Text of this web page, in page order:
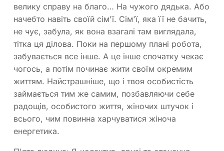
велику справу на благо… На чужого дядька. Або
начебто навіть своїй сім'ї. Сім'ї, яка її не бачить,
не чує, забула, як вона взагалі там виглядала,
тітка ця ділова. Поки на першому плані робота,
забувається все інше. А це інше спочатку чекає
чогось, а потім починає жити своїм окремим
життям. Найстрашніше, що і твоя особистість
займається тим же самим, позбавляючи себе
радощів, особистого життя, жіночих штучок і
всього, чим повинна харчуватися жіноча
енергетика.